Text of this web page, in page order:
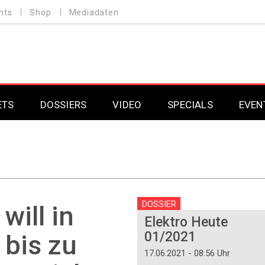
Shop Mediadaten
DOSSIERS
DAB+
VIDEO SPECIALS
Professional AV &
Professional AV &
Professional AV &
in
zu
DOSSIER
Elektro Heute
01/2021
17.06.2021 - 08:56 Uhr